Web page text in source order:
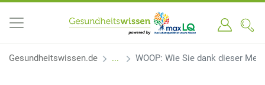
Gesundheitswissen.de WOOP: Wie Sie dank dieser